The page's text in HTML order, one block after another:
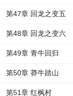
第47章 回龙之变五
第48章 回龙之变六
第49章 青牛回归
第50章 莽牛踏山
第51章 红枫村